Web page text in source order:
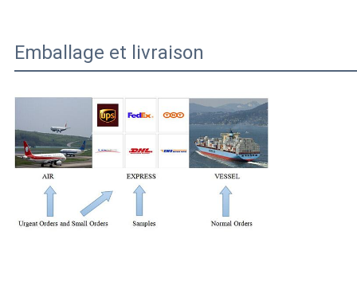
Emballage et livraison